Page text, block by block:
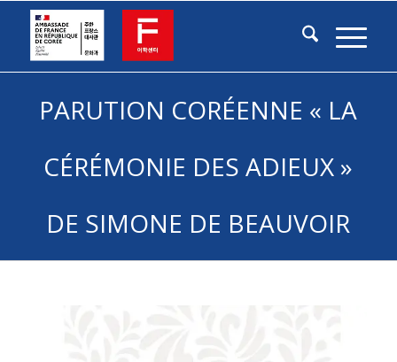
PARUTION CORÉENNE « LA
CÉRÉMONIE DES ADIEUX »
DE SIMONE DE BEAUVOIR